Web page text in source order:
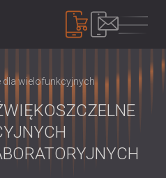
ŚCIAN
SUFITÓW
dla wielofunkcyjnych